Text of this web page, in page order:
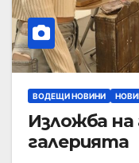
ВОДЕЩИ НОВИНИ
Изложба
галерията